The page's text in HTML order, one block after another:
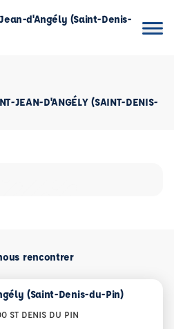
d'Angély (Saint-Denis-
JEAN-D'ANGÉLY (SAINT-DENIS-
rencontrer
(Saint-Denis-du-Pin)
ST DENIS DU PIN